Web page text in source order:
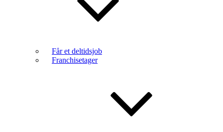
Får et deltidsjob
Franchisetager